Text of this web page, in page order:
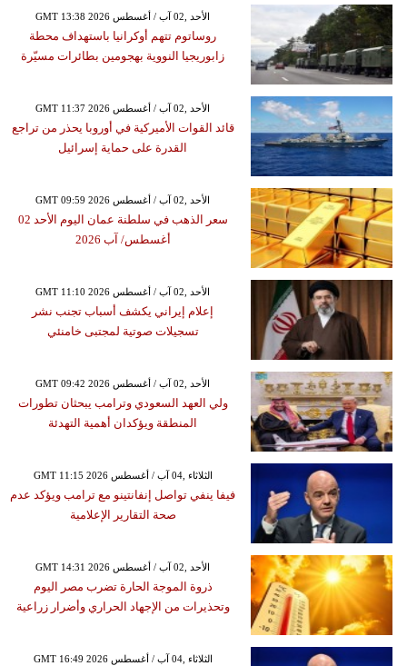
GMT 13:38 2026 الأحد ,02 آب / أغسطس
روساتوم تتهم أوكرانيا باستهداف محطة
زابوريجيا النووية بهجومين بطائرات مسيّرة
GMT 11:37 2026 الأحد ,02 آب / أغسطس
قائد القوات الأميركية في أوروبا يحذر من تراجع
القدرة على حماية إسرائيل
GMT 09:59 2026 الأحد ,02 آب / أغسطس
سعر الذهب في سلطنة عمان اليوم الأحد 02
أغسطس/ آب 2026
GMT 11:10 2026 الأحد ,02 آب / أغسطس
إعلام إيراني يكشف أسباب تجنب نشر
تسجيلات صوتية لمجتبى خامنئي
GMT 09:42 2026 الأحد ,02 آب / أغسطس
ولي العهد السعودي وترامب يبحثان تطورات
المنطقة ويؤكدان أهمية التهدئة
GMT 11:15 2026 الثلاثاء ,04 آب / أغسطس
فيفا ينفي تواصل إنفانتينو مع ترامب ويؤكد عدم
صحة التقارير الإعلامية
GMT 14:31 2026 الأحد ,02 آب / أغسطس
ذروة الموجة الحارة تضرب مصر اليوم
وتحذيرات من الإجهاد الحراري وأضرار زراعية
GMT 16:49 2026 الثلاثاء ,04 آب / أغسطس